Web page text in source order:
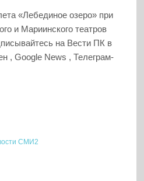
«Лебединое озеро» при
и Мариинского театров
на Вести ПК в
, Google News , Телеграм-
СМИ2